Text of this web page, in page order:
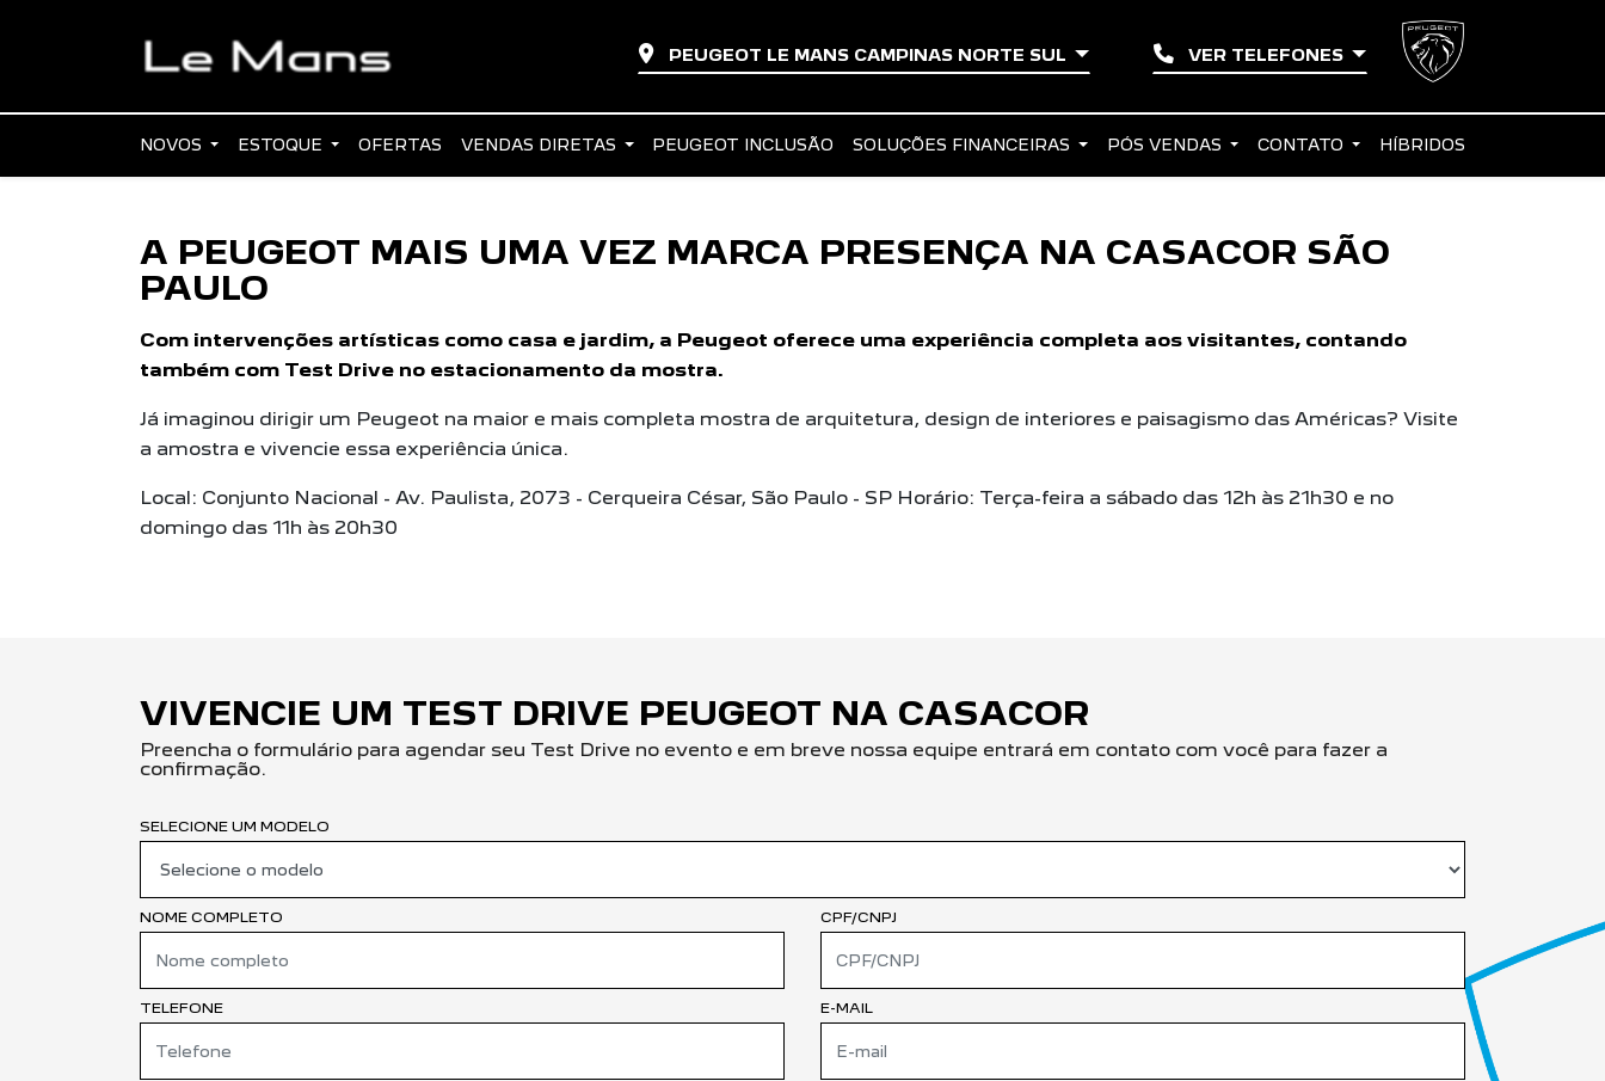
PEUGEOT LE MANS CAMPINAS NORTE SUL VER TELEFONES
NOVOS ESTOQUE OFERTAS VENDAS DIRETAS PEUGEOT INCLUSÃO SOLUÇÕES FINANCEIRAS PÓS VENDAS CONTATO HÍBRIDOS
A PEUGEOT MAIS UMA VEZ MARCA PRESENÇA NA CASACOR SÃO
PAULO
Com intervenções artísticas como casa e jardim, a Peugeot oferece uma experiência completa aos visitantes, contando
também com Test Drive no estacionamento da mostra.
Já imaginou dirigir um Peugeot na maior e mais completa mostra de arquitetura, design de interiores e paisagismo das Américas? Visite
a amostra e vivencie essa experiência única.
Local: Conjunto Nacional - Av. Paulista, 2073 - Cerqueira César, São Paulo - SP Horário: Terça-feira a sábado das 12h às 21h30 e no
domingo das 11h às 20h30
VIVENCIE UM TEST DRIVE PEUGEOT NA CASACOR
Preencha o formulário para agendar seu Test Drive no evento e em breve nossa equipe entrará em contato com você para fazer a
confirmação.
SELECIONE UM MODELO
NOME COMPLETO CPF/CNPJ
TELEFONE E-MAIL